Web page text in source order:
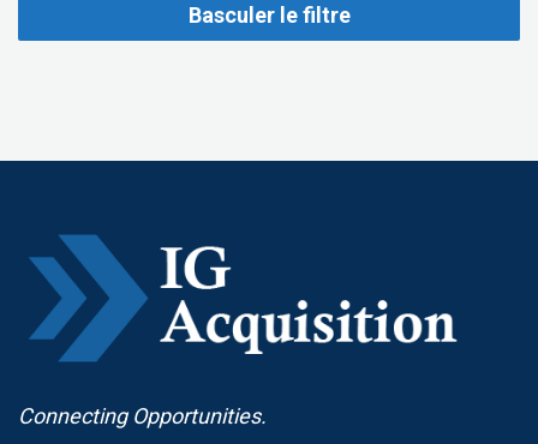
Basculer le filtre
Connecting Opportunities.